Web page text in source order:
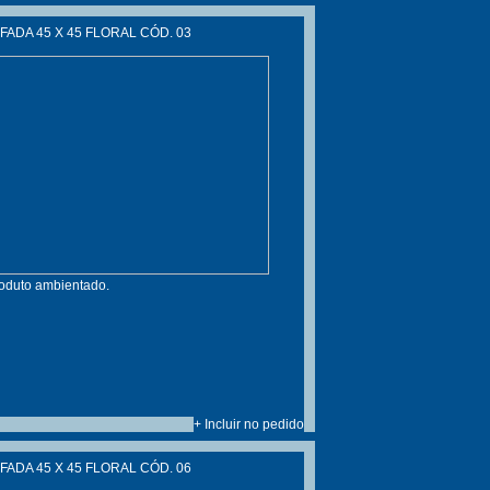
45 X 45 FLORAL CÓD. 03
ambientado.
+ Incluir no pedido
45 X 45 FLORAL CÓD. 06